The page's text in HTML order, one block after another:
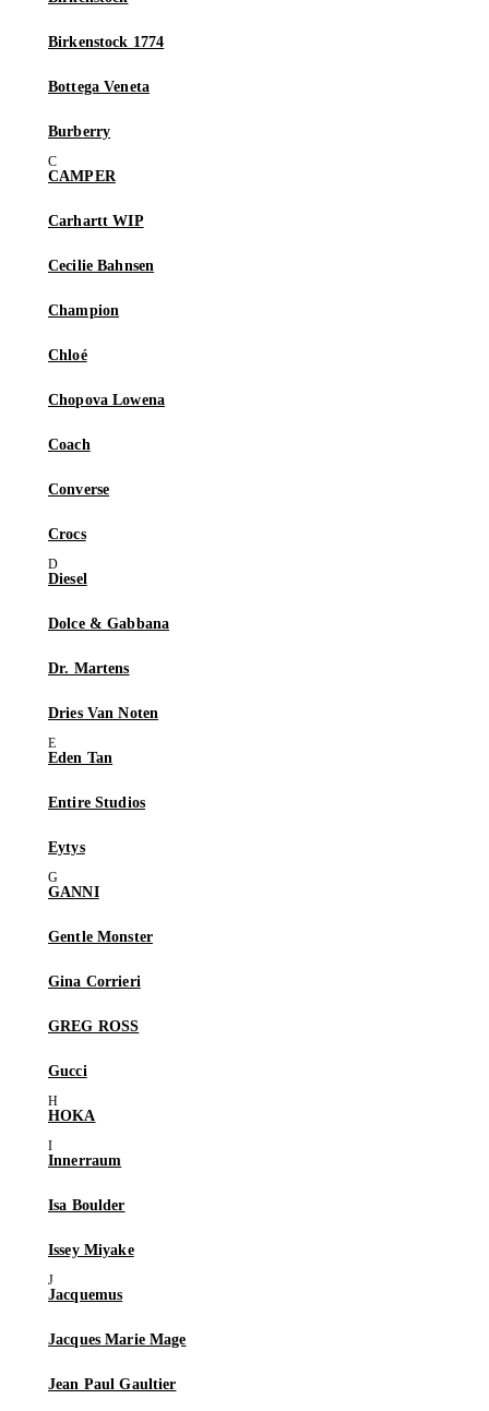
Birkenstock 1774
Bottega Veneta
Burberry
CAMPER
Carhartt WIP
Cecilie Bahnsen
Champion
Chloé
Chopova Lowena
Coach
Converse
Crocs
Diesel
Dolce & Gabbana
Dr. Martens
Dries Van Noten
Eden Tan
Entire Studios
Eytys
GANNI
Gentle Monster
Gina Corrieri
GREG ROSS
Gucci
HOKA
Innerraum
Isa Boulder
Issey Miyake
Jacquemus
Jacques Marie Mage
Jean Paul Gaultier